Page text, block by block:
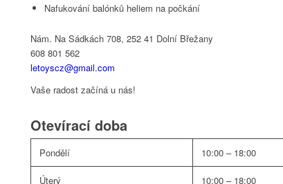
Nafukování balónků heliem na počkání
Nám. Na Sádkách 708, 252 41 Dolní Břežany
608 801 562
letoyscz@gmail.com
Vaše radost začíná u nás!
Otevírací doba
Pondělí 10:00 – 18:00
Úterý 10:00 – 18:00